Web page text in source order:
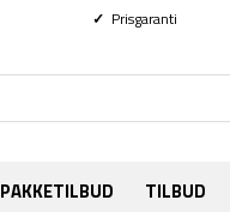
✓ Prisgaranti
PAKKETILBUD TILBUD